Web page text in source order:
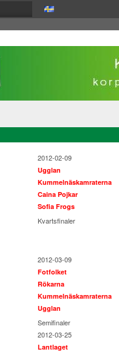
2012-02-09
Ugglan
Kummelnäskamraterna
Caina Pojkar
Sofia Frogs
Kvartsfinaler
2012-03-09
Fotfolket
Rökarna
Kummelnäskamraterna
Ugglan
Semifinaler
2012-03-25
Lantlaget